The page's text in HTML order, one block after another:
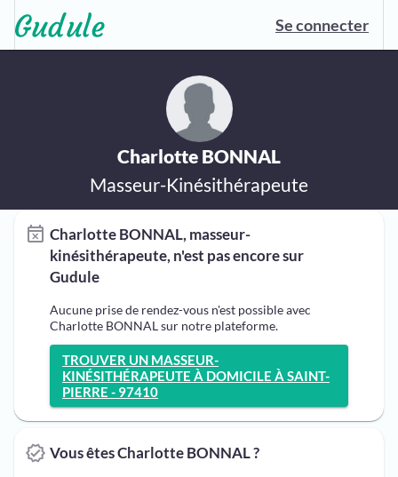
Se connecter
Charlotte BONNAL
Masseur-Kinésithérapeute
Charlotte BONNAL, masseur-
kinésithérapeute, n'est pas encore sur
Gudule
Aucune prise de rendez-vous n'est possible avec
Charlotte BONNAL sur notre plateforme.
TROUVER UN MASSEUR-
KINÉSITHÉRAPEUTE À DOMICILE À SAINT-
PIERRE - 97410
Vous êtes Charlotte BONNAL ?